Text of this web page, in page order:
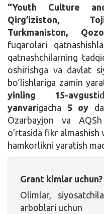
“Youth Culture
Qirg’iziston,
Turkmaniston,
fuqarolari
qatnashchilarning
oshirishga va davlat
bo’lishlariga zamin
yinling 15-avgust
yanvarigacha 5 oy
Ozarbayjon va
o’rtasida fikr
hamkorlikni yaratish
Grant kimlar uchun?
Olimlar,
arboblari uchun